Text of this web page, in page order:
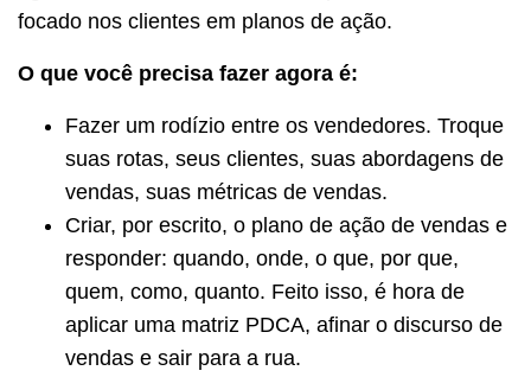
focado nos clientes em planos de ação.
O que você precisa fazer agora é:
Fazer um rodízio entre os vendedores. Troque
suas rotas, seus clientes, suas abordagens de
vendas, suas métricas de vendas.
Criar, por escrito, o plano de ação de vendas e
responder: quando, onde, o que, por que,
quem, como, quanto. Feito isso, é hora de
aplicar uma matriz PDCA, afinar o discurso de
vendas e sair para a rua.